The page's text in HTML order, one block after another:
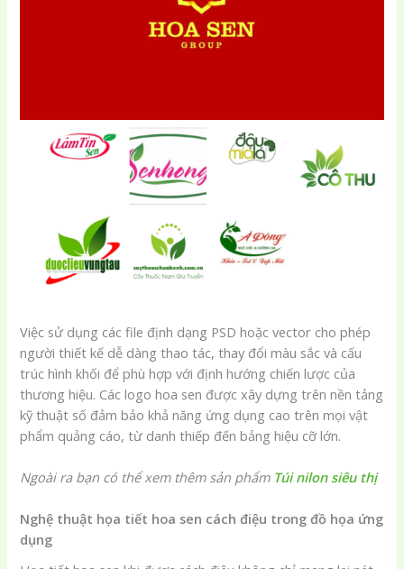
Việc sử dụng các file định dạng PSD hoặc vector cho phép
người thiết kế dễ dàng thao tác, thay đổi màu sắc và cấu
trúc hình khối để phù hợp với định hướng chiến lược của
thương hiệu. Các logo hoa sen được xây dựng trên nền tảng
kỹ thuật số đảm bảo khả năng ứng dụng cao trên mọi vật
phẩm quảng cáo, từ danh thiếp đến bảng hiệu cỡ lớn.
Ngoài ra bạn có thể xem thêm sản phẩm Túi nilon siêu thị
Nghệ thuật họa tiết hoa sen cách điệu trong đồ họa ứng
dụng